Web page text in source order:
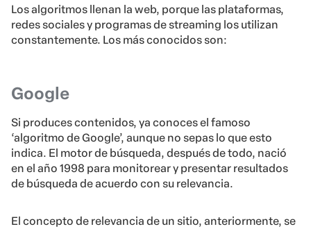
Los algoritmos llenan la web, porque las plataformas,
redes sociales y programas de streaming los utilizan
constantemente. Los más conocidos son:
Google
Si produces contenidos, ya conoces el famoso
‘algoritmo de Google’, aunque no sepas lo que esto
indica. El motor de búsqueda, después de todo, nació
en el año 1998 para monitorear y presentar resultados
de búsqueda de acuerdo con su relevancia.
El concepto de relevancia de un sitio, anteriormente, se